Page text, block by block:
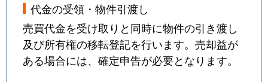
代金の受領・物件引渡し
売買代金を受け取りと同時に物件の引き渡し
及び所有権の移転登記を行います。売却益が
ある場合には、確定申告が必要となります。